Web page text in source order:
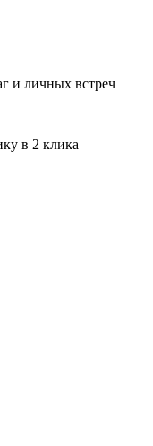
и личных встреч
в 2 клика